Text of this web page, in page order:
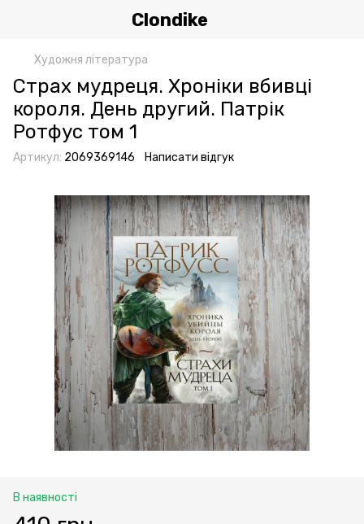
Clondike
Художня література
Страх мудреця. Хроніки вбивці
короля. День другий. Патрік
Ротфус том 1
Артикул: 2069369146 Написати відгук
В наявності